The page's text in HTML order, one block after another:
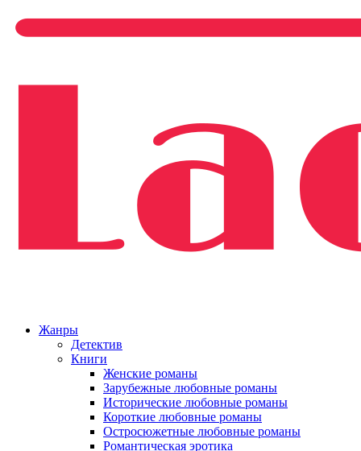
Жанры
Детектив
Книги
Женские романы
Зарубежные любовные романы
Исторические любовные романы
Короткие любовные романы
Остросюжетные любовные романы
Романтическая эротика